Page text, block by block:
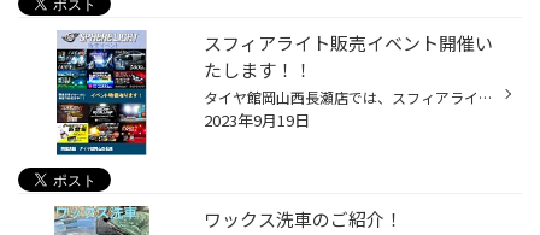
スフィアライト販売イベント開催い
たします！！
タイヤ館岡山西長瀬店では、スフィアライト販売イベントを開催いたします！ 期間は9月30日～10月1日でスフィアライト製品をイベント特価でご奉仕いたします！！ とても明るいLEDで夜のドライブを満喫しませんか？？ この機会に是非お買い求めください！ 期間内はメーカースタッフも在籍していますの...
2023年9月19日
ワックス洗車のご紹介！